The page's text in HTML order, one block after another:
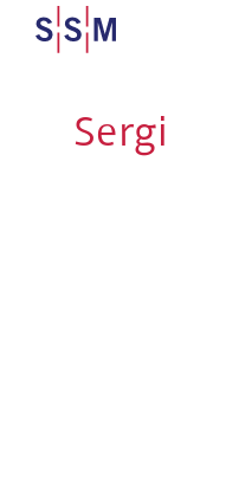
Sergi